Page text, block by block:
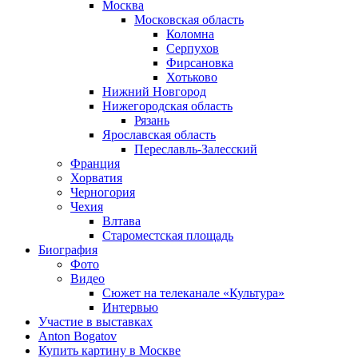
Москва
Московская область
Коломна
Серпухов
Фирсановка
Хотьково
Нижний Новгород
Нижегородская область
Рязань
Ярославская область
Переславль-Залесский
Франция
Хорватия
Черногория
Чехия
Влтава
Староместская площадь
Биография
Фото
Видео
Сюжет на телеканале «Культура»
Интервью
Участие в выставках
Anton Bogatov
Купить картину в Москве